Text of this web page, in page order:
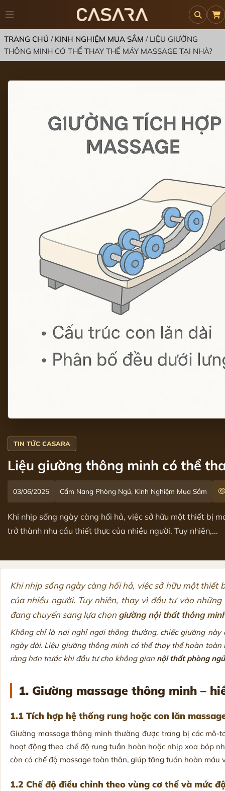
TRANG CHỦ / KINH NGHIỆM MUA SẮM / LIỆU GIƯỜNG
THÔNG MINH CÓ THỂ THAY THẾ MÁY MASSAGE TẠI NHÀ?
Liệu giường thông minh có thể
03/06/2025 Cẩm Nang Phòng Ngủ, Kinh Nghiệm Mua Sắm
Khi nhịp sống ngày càng hối hả, việc sở hữu một thiết bị
trở thành nhu cầu thiết thực của nhiều người. Tuy nhiên,...
Khi nhịp sống ngày càng hối hả, việc sở hữu một
của nhiều người. Tuy nhiên, thay vì đầu tư vào
đang chuyển sang lựa chọn giường nội thất thông
Không chỉ là nơi nghỉ ngơi thông thường, chiếc giường
ngày dài. Liệu giường thông minh có thể thay thế hoàn
ràng hơn trước khi đầu tư cho không gian nội thất phòng ngủ
1. Giường massage thông minh –
1.1 Tích hợp hệ thống rung hoặc con lăn
Giường massage thông minh thường được trang bị các
hoạt động theo chế độ rung tuần hoàn hoặc nhịp xoa bóp
còn có chế độ massage toàn thân, giúp tăng tuần hoàn máu
1.2 Chế độ điều chỉnh theo vùng cơ thể và mức